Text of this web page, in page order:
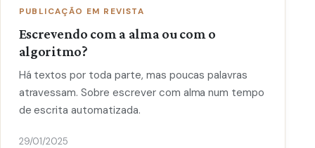
PUBLICAÇÃO EM REVISTA
Escrevendo com a alma ou com o
algoritmo?
Há textos por toda parte, mas poucas palavras
atravessam. Sobre escrever com alma num tempo
de escrita automatizada.
29/01/2025